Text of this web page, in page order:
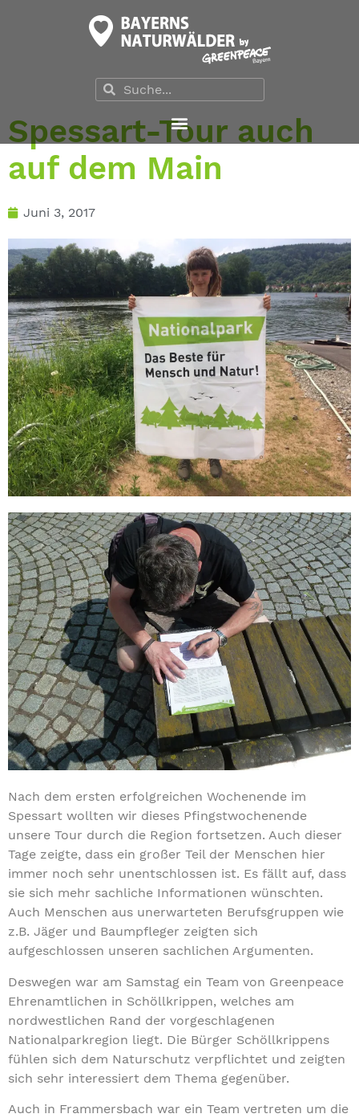
Spessart-Tour auch
auf dem Main
Juni 3, 2017
Nach dem ersten erfolgreichen Wochenende im
Spessart wollten wir dieses Pfingstwochenende
unsere Tour durch die Region fortsetzen. Auch dieser
Tage zeigte, dass ein großer Teil der Menschen hier
immer noch sehr unentschlossen ist. Es fällt auf, dass
sie sich mehr sachliche Informationen wünschten.
Auch Menschen aus unerwarteten Berufsgruppen wie
z.B. Jäger und Baumpfleger zeigten sich
aufgeschlossen unseren sachlichen Argumenten.
Deswegen war am Samstag ein Team von Greenpeace
Ehrenamtlichen in Schöllkrippen, welches am
nordwestlichen Rand der vorgeschlagenen
Nationalparkregion liegt. Die Bürger Schöllkrippens
fühlen sich dem Naturschutz verpflichtet und zeigten
sich sehr interessiert dem Thema gegenüber.
Auch in Frammersbach war ein Team vertreten um die